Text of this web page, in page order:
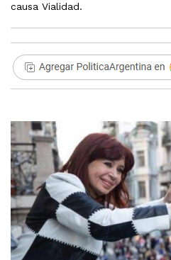
causa Vialidad.